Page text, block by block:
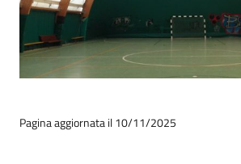
Pagina aggiornata il 10/11/2025